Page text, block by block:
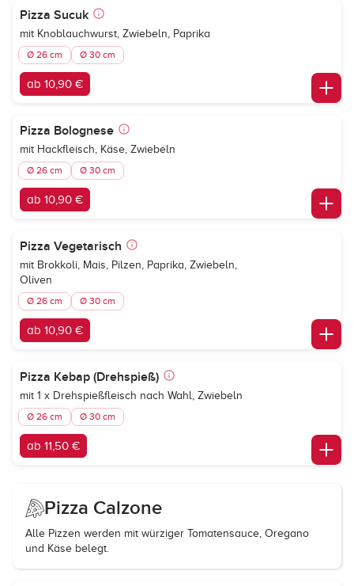
Pizza Sucuk
mit Knoblauchwurst, Zwiebeln, Paprika
Ø 26 cm Ø 30 cm
ab 10,90 €
Pizza Bolognese
mit Hackfleisch, Käse, Zwiebeln
Ø 26 cm Ø 30 cm
ab 10,90 €
Pizza Vegetarisch
mit Brokkoli, Mais, Pilzen, Paprika, Zwiebeln,
Oliven
Ø 26 cm Ø 30 cm
ab 10,90 €
Pizza Kebap (Drehspieß)
mit 1 x Drehspießfleisch nach Wahl, Zwiebeln
Ø 26 cm Ø 30 cm
ab 11,50 €
Pizza Calzone
Alle Pizzen werden mit würziger Tomatensauce, Oregano
und Käse belegt.